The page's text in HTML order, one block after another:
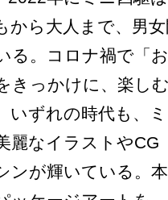
から大人まで、男
る。コロナ禍で「
きっかけに、楽し
いずれの時代も、
麗なイラストやCG
ンが輝いている。